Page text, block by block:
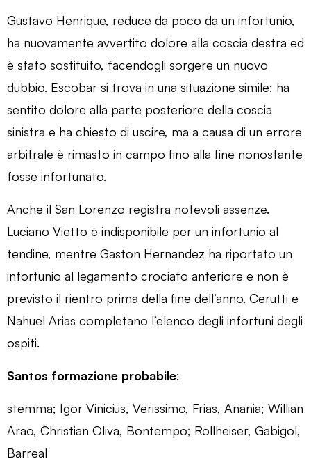
Gustavo Henrique, reduce da poco da un infortunio,
ha nuovamente avvertito dolore alla coscia destra ed
è stato sostituito, facendogli sorgere un nuovo
dubbio. Escobar si trova in una situazione simile: ha
sentito dolore alla parte posteriore della coscia
sinistra e ha chiesto di uscire, ma a causa di un errore
arbitrale è rimasto in campo fino alla fine nonostante
fosse infortunato.
Anche il San Lorenzo registra notevoli assenze.
Luciano Vietto è indisponibile per un infortunio al
tendine, mentre Gaston Hernandez ha riportato un
infortunio al legamento crociato anteriore e non è
previsto il rientro prima della fine dell’anno. Cerutti e
Nahuel Arias completano l’elenco degli infortuni degli
ospiti.
Santos formazione probabile:
stemma; Igor Vinicius, Verissimo, Frias, Anania; Willian
Arao, Christian Oliva, Bontempo; Rollheiser, Gabigol,
Barreal